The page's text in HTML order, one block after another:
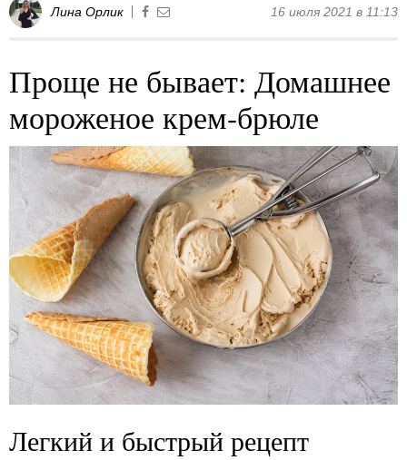
Лина Орлик 16 июля 2021 в 11:13
Проще не бывает: Домашнее
мороженое крем-брюле
Легкий и быстрый рецепт